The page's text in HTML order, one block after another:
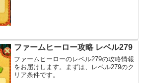
ファームヒーロー攻略 レベル279
ファームヒーローのレベル279の攻略情報
をお届けします。まずは、レベル279のク
リア条件です。